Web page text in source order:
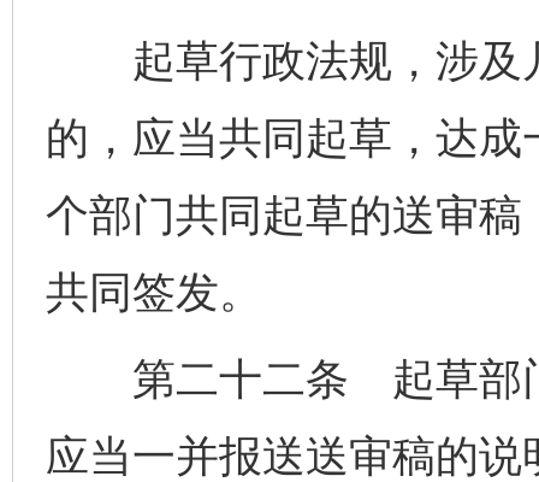
起草行政法规，涉及
的，应当共同起草，达
个部门共同起草的送审
共同签发。
第二十二条 起草部门
应当一并报送送审稿的